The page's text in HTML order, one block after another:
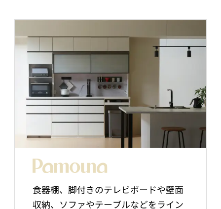
食器棚、脚付きのテレビボードや壁面
収納、ソファやテーブルなどをライン